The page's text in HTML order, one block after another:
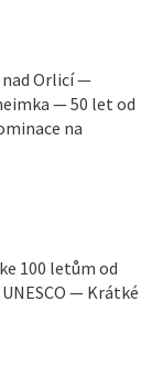
nad Orlicí —
— 50 let od
na
100 letům od
— Krátké